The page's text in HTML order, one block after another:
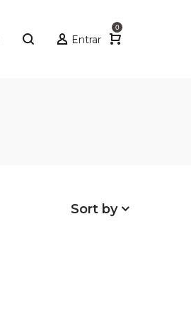
Entrar
0
Sort by